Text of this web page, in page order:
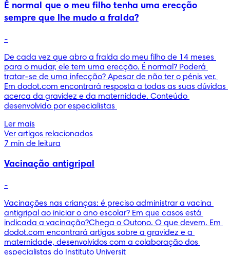
É normal que o meu filho tenha uma erecção
sempre que lhe mudo a fralda?
-
De cada vez que abro a fralda do meu filho de 14 meses
para o mudar, ele tem uma erecção. É normal? Poderá
tratar-se de uma infecção? Apesar de não ter o pénis ver.
Em dodot.com encontrará resposta a todas as suas dúvidas
acerca da gravidez e da maternidade. Conteúdo
desenvolvido por especialistas
Ler mais
Ver artigos relacionados
7 min de leitura
Vacinação antigripal
-
Vacinações nas crianças: é preciso administrar a vacina
antigripal ao iniciar o ano escolar? Em que casos está
indicada a vacinação?Chega o Outono. O que devem. Em
dodot.com encontrará artigos sobre a gravidez e a
maternidade, desenvolvidos com a colaboração dos
especialistas do Instituto Universit